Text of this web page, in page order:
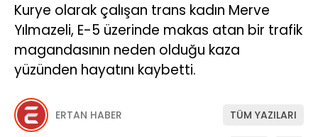
Kurye olarak çalışan trans kadın Merve
Yılmazeli, E-5 üzerinde makas atan bir trafik
magandasının neden olduğu kaza
yüzünden hayatını kaybetti.
ERTAN HABER TÜM YAZILARI